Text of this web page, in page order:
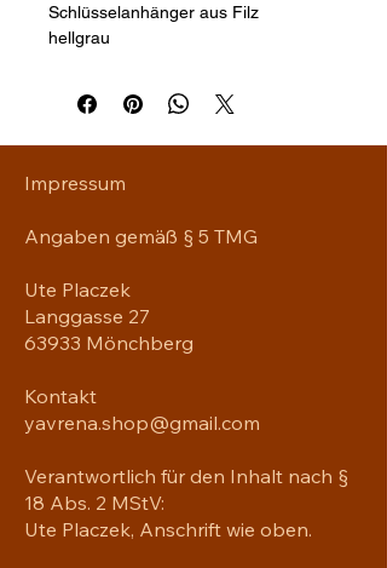
Schlüsselanhänger aus Filz
hellgrau
Impressum
Angaben gemäß § 5 TMG
Ute Placzek
Langgasse 27
63933 Mönchberg
Kontakt
yavrena.shop@gmail.com
Verantwortlich für den Inhalt nach §
18 Abs. 2 MStV:
Ute Placzek, Anschrift wie oben.